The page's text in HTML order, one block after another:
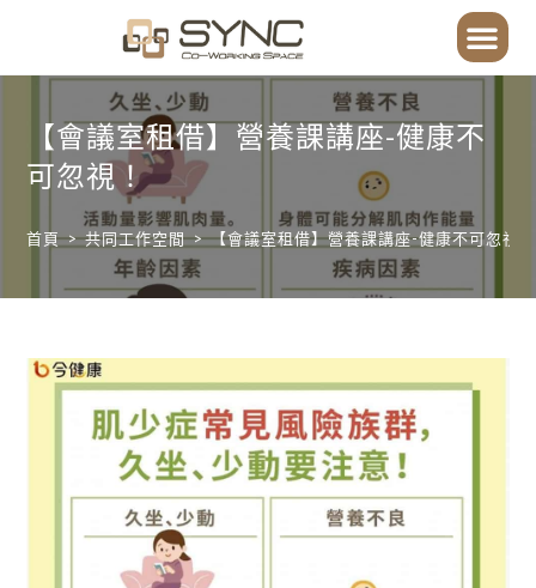
【會議室租借】營養課講座-健康不
可忽視！
首頁 > 共同工作空間 > 【會議室租借】營養課講座-健康不可忽視！